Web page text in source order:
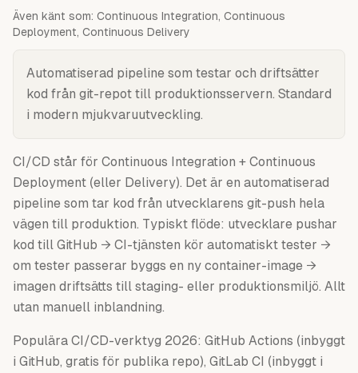
Även känt som: Continuous Integration, Continuous
Deployment, Continuous Delivery
Automatiserad pipeline som testar och driftsätter
kod från git-repot till produktionsservern. Standard
i modern mjukvaruutveckling.
CI/CD står för Continuous Integration + Continuous
Deployment (eller Delivery). Det är en automatiserad
pipeline som tar kod från utvecklarens git-push hela
vägen till produktion. Typiskt flöde: utvecklare pushar
kod till GitHub → CI-tjänsten kör automatiskt tester →
om tester passerar byggs en ny container-image →
imagen driftsätts till staging- eller produktionsmiljö. Allt
utan manuell inblandning.
Populära CI/CD-verktyg 2026: GitHub Actions (inbyggt
i GitHub, gratis för publika repo), GitLab CI (inbyggt i